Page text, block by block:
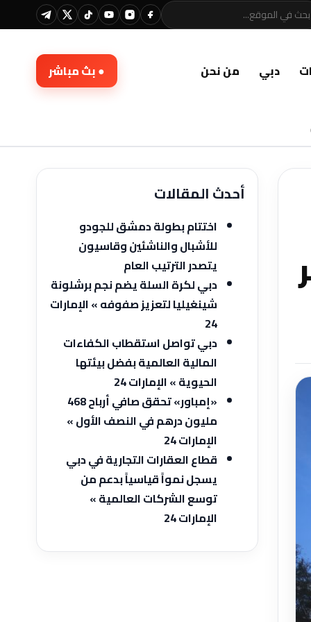
دبي من نحن ● بث مباشر
أحدث المقالات
اختتام بطولة دمشق للجودو
للأشبال والناشئين وقاسيون
يتصدر الترتيب العام
دبي لكرة السلة يضم نجم برشلونة
شينغيليا لتعزيز صفوفه » الإمارات
24
دبي تواصل استقطاب الكفاءات
المالية العالمية بفضل بيئتها
الحيوية » الإمارات 24
«إمباور» تحقق صافي أرباح 468
مليون درهم في النصف الأول »
الإمارات 24
قطاع العقارات التجارية في دبي
يسجل نمواً قياسياً بدعم من
توسع الشركات العالمية »
الإمارات 24